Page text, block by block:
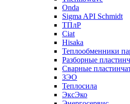
Onda
Sigma API Schmidt
ТПлР
Ciat
Hisaka
Теплообменники
Разборные
Сварные
ЗЭО
Теплосила
ЭксЭко